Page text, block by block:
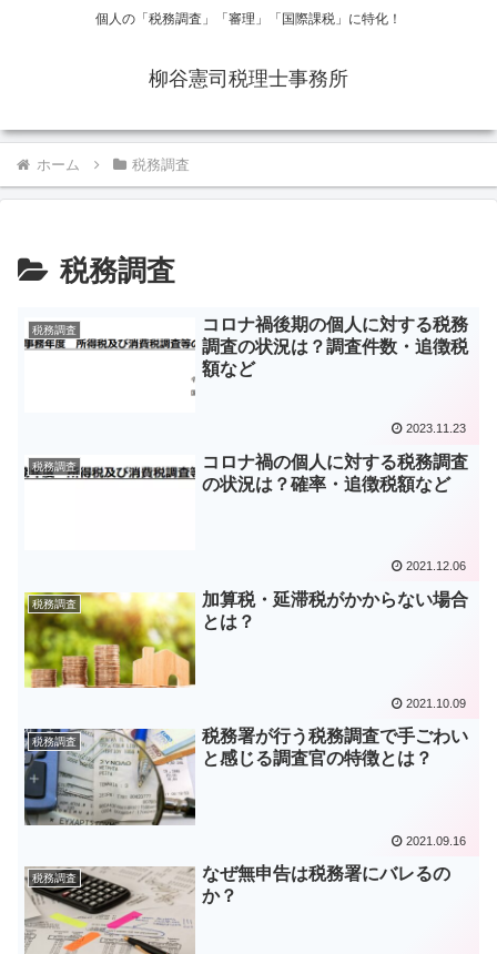
個人の「税務調査」「審理」「国際課税」に特化！
柳谷憲司税理士事務所
ホーム 税務調査
税務調査
税務調査
コロナ禍後期の個人に対する税務
調査の状況は？調査件数・追徴税
額など
2023.11.23
税務調査
コロナ禍の個人に対する税務調査
の状況は？確率・追徴税額など
2021.12.06
税務調査
加算税・延滞税がかからない場合
とは？
2021.10.09
税務調査
税務署が行う税務調査で手ごわい
と感じる調査官の特徴とは？
2021.09.16
税務調査
なぜ無申告は税務署にバレるの
か？